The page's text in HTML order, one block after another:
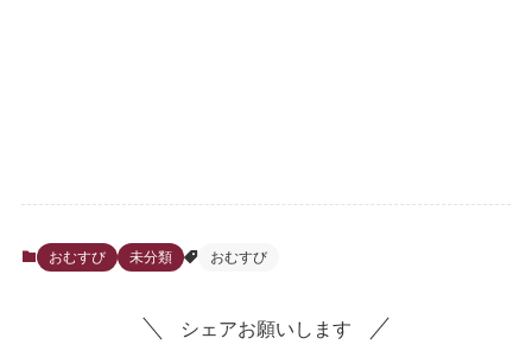
おむすび 未分類 おむすび
シェアお願いします